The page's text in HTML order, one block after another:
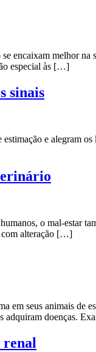
encaixam melhor na
especial às […]
sinais
e alegram os
o mal-estar
com alteração […]
em seus animais de
adquiram doenças.
renal